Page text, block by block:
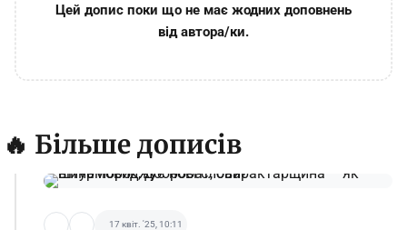
Цей допис поки що не має жодних доповнень
від автора/ки.
🔥 Більше дописів
17 квіт. '25, 10:11